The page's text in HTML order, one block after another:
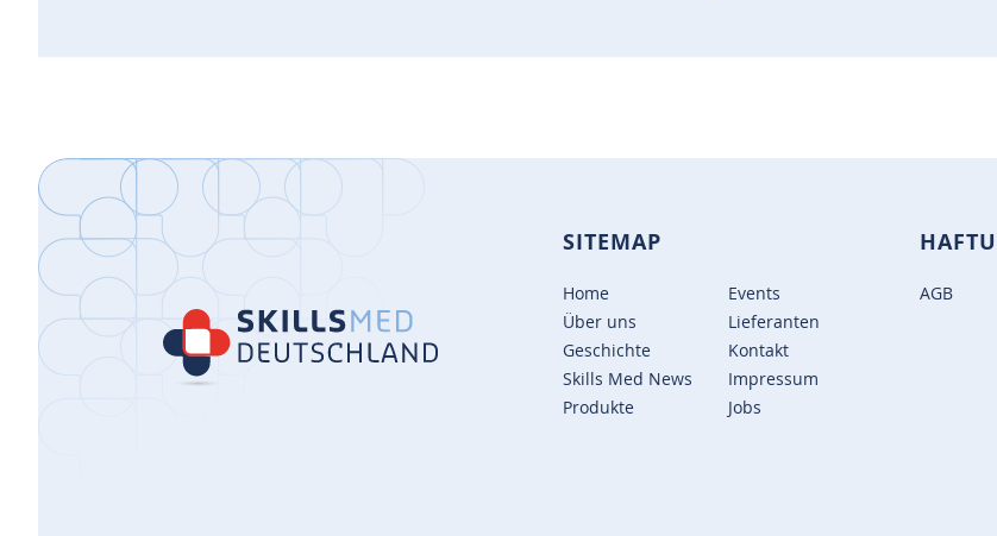
SITEMAP
Home
Über uns
Geschichte
Skills Med News
Produkte
Events
Lieferanten
Kontakt
Impressum
Jobs
AGB